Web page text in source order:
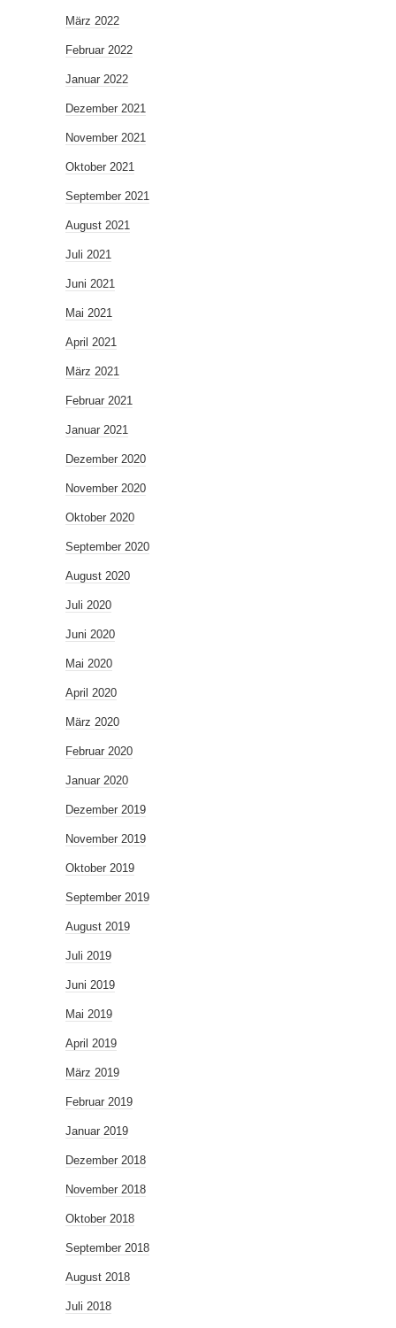
März 2022
Februar 2022
Januar 2022
Dezember 2021
November 2021
Oktober 2021
September 2021
August 2021
Juli 2021
Juni 2021
Mai 2021
April 2021
März 2021
Februar 2021
Januar 2021
Dezember 2020
November 2020
Oktober 2020
September 2020
August 2020
Juli 2020
Juni 2020
Mai 2020
April 2020
März 2020
Februar 2020
Januar 2020
Dezember 2019
November 2019
Oktober 2019
September 2019
August 2019
Juli 2019
Juni 2019
Mai 2019
April 2019
März 2019
Februar 2019
Januar 2019
Dezember 2018
November 2018
Oktober 2018
September 2018
August 2018
Juli 2018